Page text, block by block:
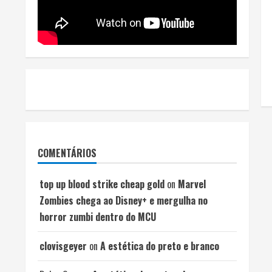
COMENTÁRIOS
top up blood strike cheap gold on Marvel
Zombies chega ao Disney+ e mergulha no
horror zumbi dentro do MCU
clovisgeyer on A estética do preto e branco